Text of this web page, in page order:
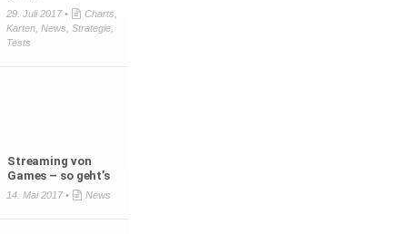
29. Juli 2017 • Charts
Karten, News Strategie,
Tests
Streaming von
Games – so geht’s
14. Mai 2017 • News